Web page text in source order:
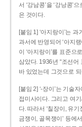
서 ‘강남콩’을 ‘강낭콩’
은 것이다.
[붙임 1] ‘아지랑이’는
과서에 반영되어 ‘아지
이 ‘아지랑이’를 표준으
삼았다. 1936년 “조선어
바 있었는데 그것으로
[붙임 2] ‘-장이’는 기술
접미사이다. 그리고 여기
다. 따라서 ‘칠장이, 유기
금쟁이, 골목쟁이’ 등에